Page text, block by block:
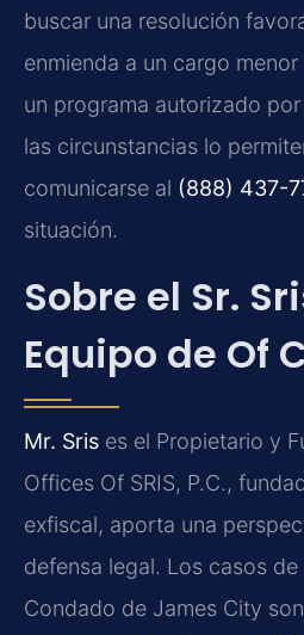
buscar una resolución
enmienda a un cargo
un programa autorizado
las circunstancias lo
comunicarse al (888) 437-
situación.
Sobre el Sr.
Equipo de Of
Mr. Sris es el Propietario y
Offices Of SRIS, P.C.,
exfiscal, aporta una
defensa legal. Los casos
Condado de James City